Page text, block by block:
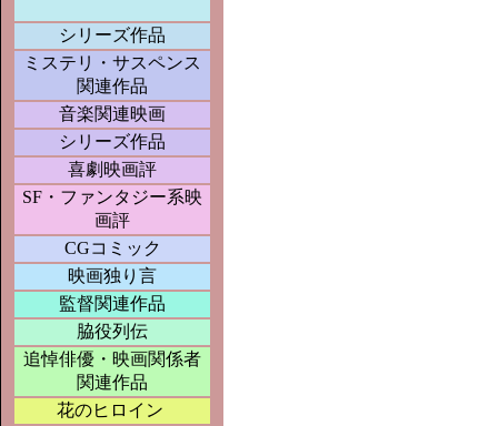
シリーズ作品
ミステリ・サスペンス
関連作品
音楽関連映画
シリーズ作品
喜劇映画評
SF・ファンタジー系映
画評
CGコミック
映画独り言
監督関連作品
脇役列伝
追悼俳優・映画関係者
関連作品
花のヒロイン